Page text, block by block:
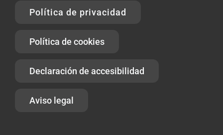
Política de privacidad
Política de cookies
Declaración de accesibilidad
Aviso legal